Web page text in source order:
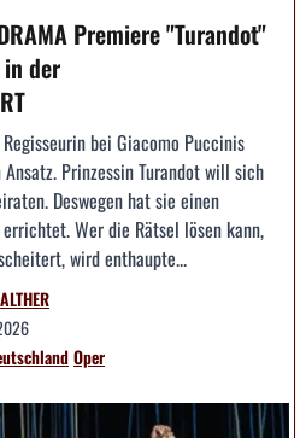
DRAMA Premiere "Turandot"
der
bei Giacomo Puccinis
Prinzessin Turandot will sich
Deswegen hat sie einen
Wer die Rätsel lösen kann,
wird enthaupte...
Oper